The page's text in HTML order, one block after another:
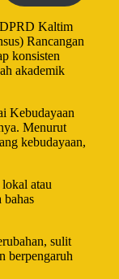
Kaltim
Rancangan
konsisten
akademik
Kebudayaan
Menurut
kebudayaan,
atau
bahas
sulit
berpengaruh